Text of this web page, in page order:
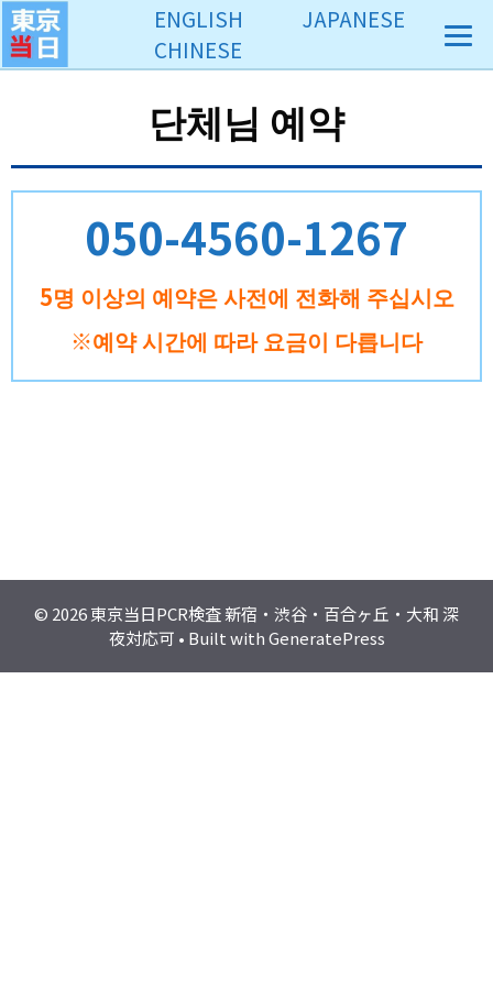
コ
ン
テ
ス
ENGLISH
JAPANESE
CHINESE
단체님 예약
050-4560-1267
5명 이상의 예약은 사전에 전화해 주십시오
※예약 시간에 따라 요금이 다릅니다
© 2026 東京当日PCR検査 新宿・渋谷・百合ヶ丘・大和 深
夜対応可 • Built withGeneratePress